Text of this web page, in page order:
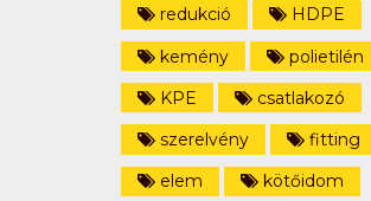
redukció
HDPE
kemény
polietilén
KPE
csatlakozó
szerelvény
fitting
elem
kötőidom